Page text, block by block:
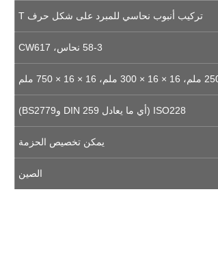
تركيب أنبوب نحاسي للمبرد على شكل حرف T
58-3 نحاس، CW617
ISO228 (أي ما يعادل DIN 259 وBS2779)
يمكن تخصيص الحزمة
الصين